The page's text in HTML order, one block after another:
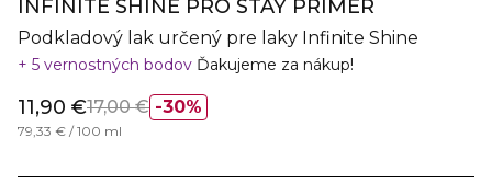
INFINITE SHINE PRO STAY PRIMER
Podkladový lak určený pre laky Infinite Shine
5 vernostných bodov Ďakujeme za nákup!
30%
11,90 €17,00 €
79,33 € / 100 ml